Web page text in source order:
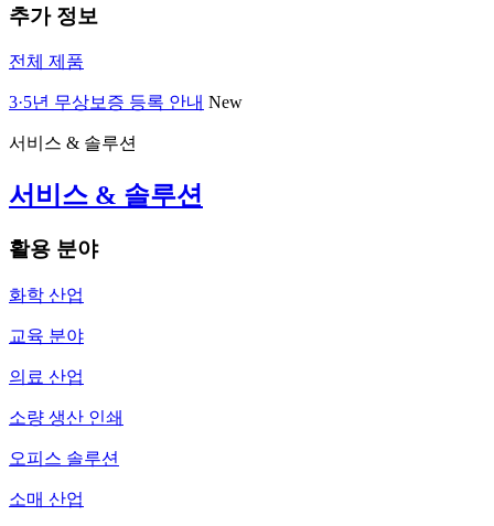
추가 정보
전체 제품
3·5년 무상보증 등록 안내 New
서비스 & 솔루션
서비스 & 솔루션
활용 분야
화학 산업
교육 분야
의료 산업
소량 생산 인쇄
오피스 솔루션
소매 산업